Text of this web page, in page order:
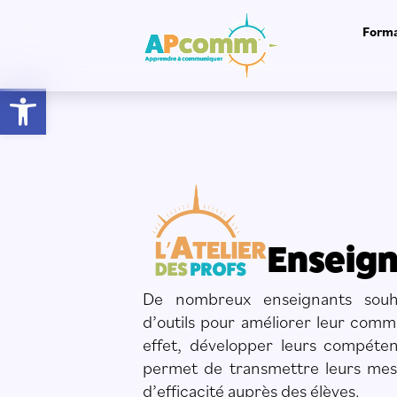
Ouvrir la barre d’outils
De nombreux enseignants
d’outils pour améliorer leur
effet, développer leurs
permet de transmettre leurs
d’efficacité auprès des élèves.
« Tout à fait satisfaite, l'impact
est fort et durable grâce aux
images »
MARTINE